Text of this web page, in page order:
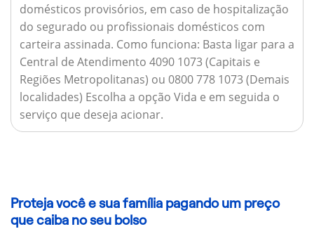
domésticos provisórios, em caso de hospitalização
do segurado ou profissionais domésticos com
carteira assinada. Como funciona: Basta ligar para a
Central de Atendimento 4090 1073 (Capitais e
Regiões Metropolitanas) ou 0800 778 1073 (Demais
localidades) Escolha a opção Vida e em seguida o
serviço que deseja acionar.
Proteja você e sua família pagando um preço
que caiba no seu bolso